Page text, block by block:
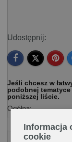
Udostępnij:
Jeśli chcesz w
podobnej
poniższej liście.
Ogólna:
kobieta
Informacja
cookie